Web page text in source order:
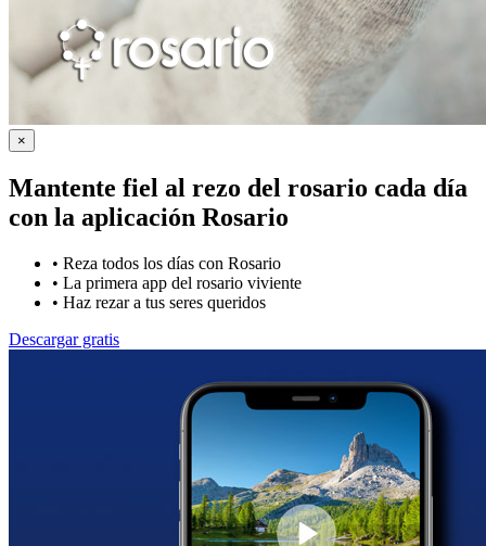
×
Mantente fiel al rezo del rosario cada día
con la aplicación Rosario
• Reza todos los días con Rosario
• La primera app del rosario viviente
• Haz rezar a tus seres queridos
Descargar gratis